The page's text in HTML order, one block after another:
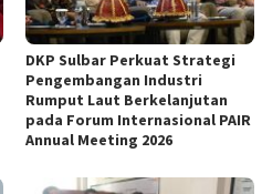
DKP Sulbar Perkuat Strategi
Pengembangan Industri
Rumput Laut Berkelanjutan
pada Forum Internasional PAIR
Annual Meeting 2026